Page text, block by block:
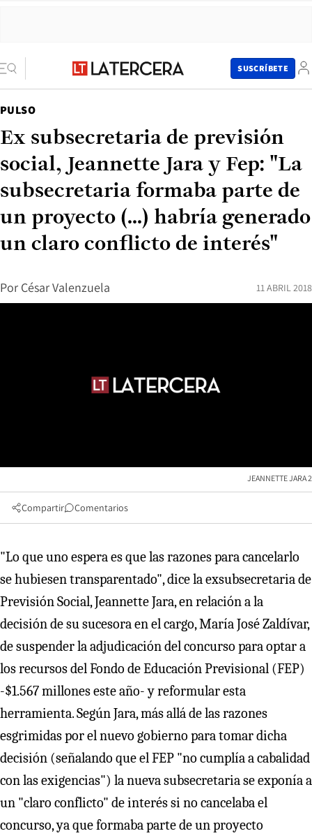
SUSCRÍBETE
PULSO
Ex subsecretaria de previsión
social, Jeannette Jara y Fep: "La
subsecretaria formaba parte de
un proyecto (...) habría generado
un claro conflicto de interés"
Por César Valenzuela 11 ABRIL 2018
JEANNETTE JARA 2
Compartir Comentarios
"Lo que uno espera es que las razones para cancelarlo
se hubiesen transparentado", dice la exsubsecretaria de
Previsión Social, Jeannette Jara, en relación a la
decisión de su sucesora en el cargo, María José Zaldívar,
de suspender la adjudicación del concurso para optar a
los recursos del Fondo de Educación Previsional (FEP)
-$1.567 millones este año- y reformular esta
herramienta. Según Jara, más allá de las razones
esgrimidas por el nuevo gobierno para tomar dicha
decisión (señalando que el FEP "no cumplía a cabalidad
con las exigencias") la nueva subsecretaria se exponía a
un "claro conflicto" de interés si no cancelaba el
concurso, ya que formaba parte de un proyecto